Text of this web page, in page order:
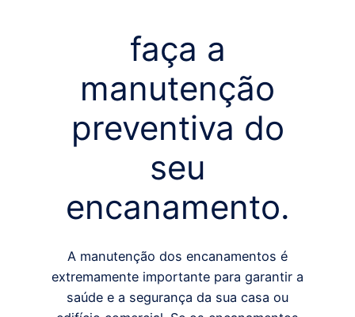
faça a
manutenção
preventiva do
seu
encanamento.
A manutenção dos encanamentos é
extremamente importante para garantir a
saúde e a segurança da sua casa ou